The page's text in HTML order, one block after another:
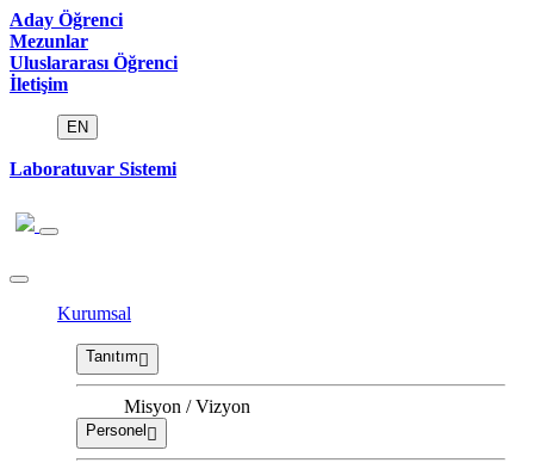
Aday Öğrenci
Mezunlar
Uluslararası Öğrenci
İletişim
EN
Laboratuvar Sistemi
Kurumsal
Tanıtım
Misyon / Vizyon
Personel